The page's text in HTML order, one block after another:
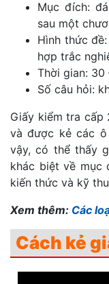
Mục đích:
sau một
Hình thức
hợp trắc
Thời gian: 30
Số câu hỏi:
Giấy kiểm tra cấp
và được kẻ các
vậy, có thể thấy
khác biệt về mục
kiến thức và kỹ
Xem thêm: Các
Cách kẻ